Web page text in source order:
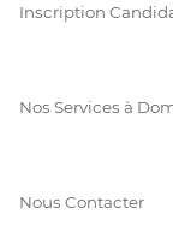
Inscription
Nos Services à
Nous Contacter